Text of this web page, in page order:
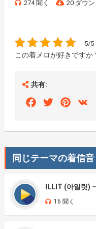
274 聞く 20 ダウ
5/5
この着メロが好きですか
共有:
FacebookTwitter
同じテーマの着信音
ILLIT (아일릿)
16 聞く